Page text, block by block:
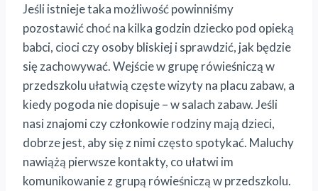
Jeśli istnieje taka możliwość powinniśmy
pozostawić choć na kilka godzin dziecko pod opieką
babci, cioci czy osoby bliskiej i sprawdzić, jak będzie
się zachowywać. Wejście w grupę rówieśniczą w
przedszkolu ułatwią częste wizyty na placu zabaw, a
kiedy pogoda nie dopisuje – w salach zabaw. Jeśli
nasi znajomi czy członkowie rodziny mają dzieci,
dobrze jest, aby się z nimi często spotykać. Maluchy
nawiążą pierwsze kontakty, co ułatwi im
komunikowanie z grupą rówieśniczą w przedszkolu.